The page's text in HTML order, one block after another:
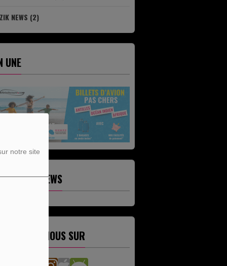
notre site
ZIK NEWS (2)
UNE
BILLETDISCOUNT
NEWS
RETROUVEZ-NOUS SUR